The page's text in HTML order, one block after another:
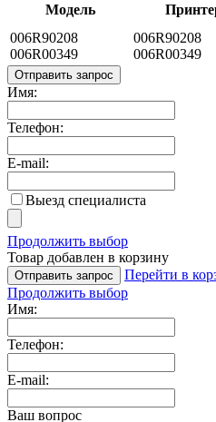
Модель
006R90208
006R00349
006R90208
006R00349
Отправить запрос
Имя:
Телефон:
E-mail:
Выезд специалиста
Продолжить выбор
Товар добавлен в корзину
Отправить запрос
Перейти в
Продолжить выбор
Имя:
Телефон:
E-mail:
Ваш вопрос